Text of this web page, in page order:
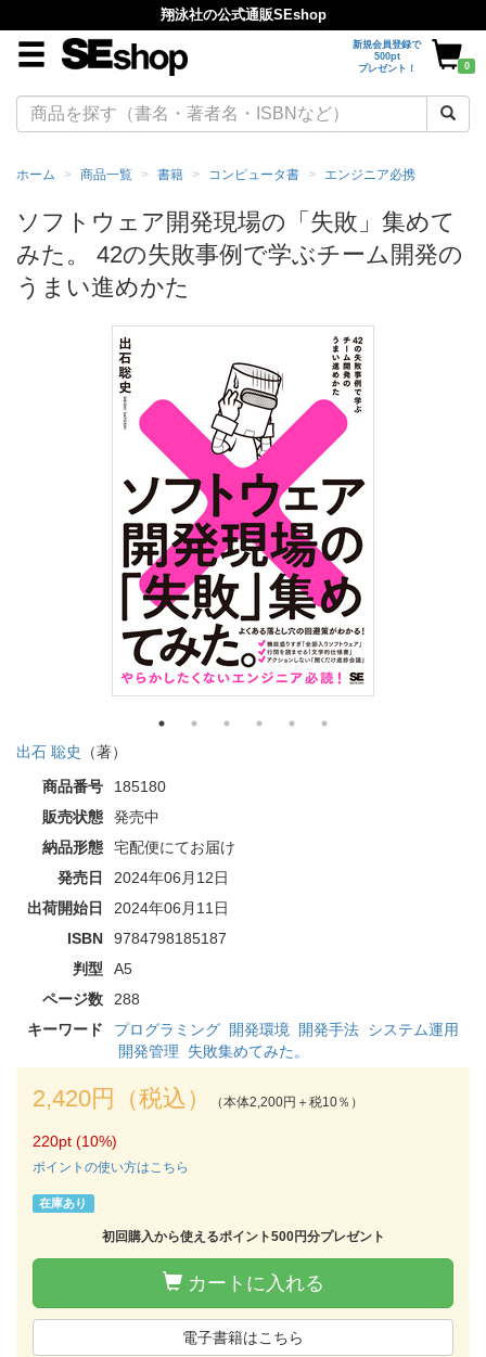
翔泳社の公式通販SEshop
新規会員登録で
500pt
プレゼント！
0
ホーム 商品一覧 書籍 コンピュータ書 エンジニア必携
ソフトウェア開発現場の「失敗」集めて
みた。 42の失敗事例で学ぶチーム開発の
うまい進めかた
出石 聡史
（著）
商品番号
185180
販売状態
発売中
納品形態
宅配便にてお届け
発売日
2024年06月12日
出荷開始日
2024年06月11日
ISBN
9784798185187
判型
A5
ページ数
288
キーワード
プログラミング 開発環境 開発手法 システム運用
開発管理
失敗集めてみた。
2,420円（税込） （本体2,200円＋税10％）
220pt (10%)
ポイントの使い方はこちら
在庫あり
初回購入から使えるポイント500円分プレゼント
カートに入れる
電子書籍はこちら